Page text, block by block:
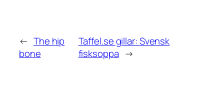
← The hip
bone
Taffel.se gillar: Svensk
fisksoppa →